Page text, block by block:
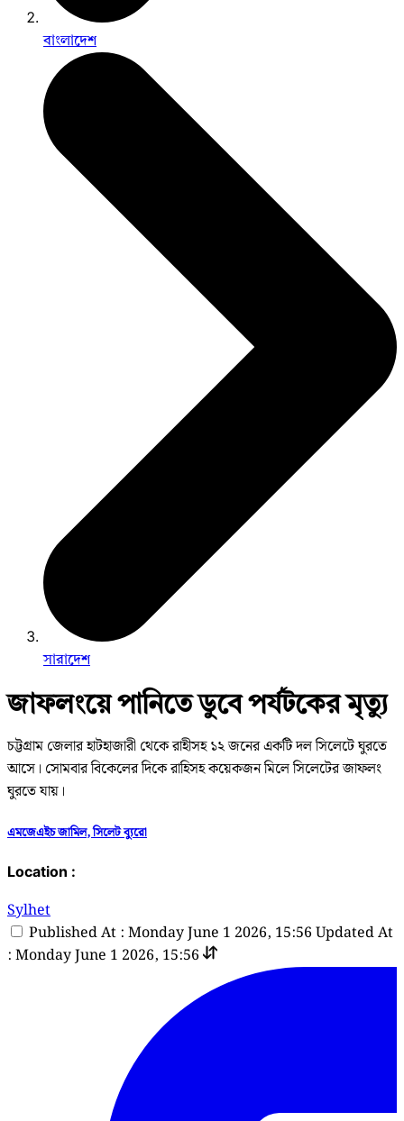
বাংলাদেশ
সারাদেশ
জাফলংয়ে পানিতে ডুবে পর্যটকের মৃত্যু
চট্টগ্রাম জেলার হাটহাজারী থেকে রাহীসহ ১২ জনের একটি দল সিলেটে ঘুরতে
আসে। সোমবার বিকেলের দিকে রাহিসহ কয়েকজন মিলে সিলেটের জাফলং
ঘুরতে যায়।
এমজেএইচ জামিল, সিলেট ব্যুরো
Location :
Sylhet
Published At : Monday June 1 2026, 15:56 Updated At
: Monday June 1 2026, 15:56